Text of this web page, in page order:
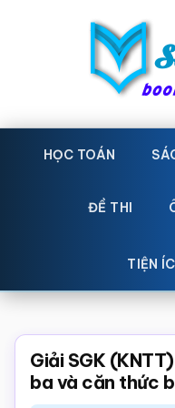
Sách
Toán
toán
Học
toán,
giáo
Toán,
trắc
HỌC TOÁN
ĐỀ THI
TIỆN
Giải SGK
ba và căn thức